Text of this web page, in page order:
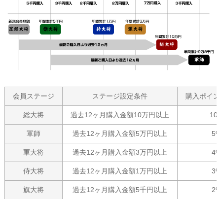
会員ステージ ステージ設定条件 購入ポイ
総大将 過去12ヶ月購入金額10万円以上
軍師 過去12ヶ月購入金額5万円以上 5%
軍大将 過去12ヶ月購入金額3万円以上 4%
侍大将 過去12ヶ月購入金額1万円以上 3%
旗大将 過去12ヶ月購入金額5千円以上 2%